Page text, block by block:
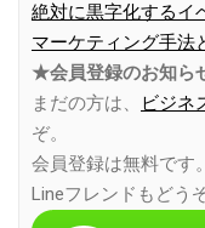
絶対に黒字化するイ
マーケティング手法
★会員登録のお知ら
まだの方は、
ビジネ
ぞ。
会員登録は無料です。
Lineフレンドもどう